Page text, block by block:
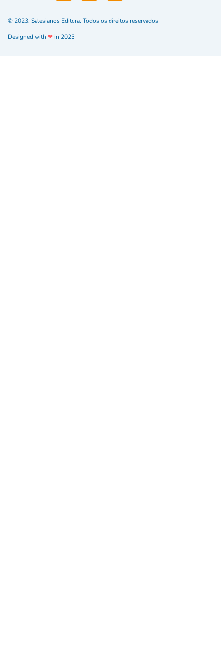
© 2023. Salesianos Editora. Todos os direitos reservados
Designed with ❤in 2023